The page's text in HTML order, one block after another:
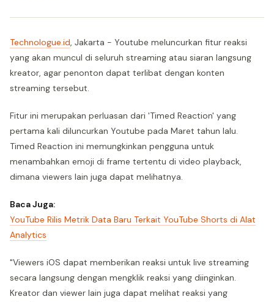
Technologue.id, Jakarta - Youtube meluncurkan fitur reaksi
yang akan muncul di seluruh streaming atau siaran langsung
kreator, agar penonton dapat terlibat dengan konten
streaming tersebut.
Fitur ini merupakan perluasan dari 'Timed Reaction' yang
pertama kali diluncurkan Youtube pada Maret tahun lalu.
Timed Reaction ini memungkinkan pengguna untuk
menambahkan emoji di frame tertentu di video playback,
dimana viewers lain juga dapat melihatnya.
Baca Juga:
YouTube Rilis Metrik Data Baru Terkait YouTube Shorts di Alat
Analytics
"Viewers iOS dapat memberikan reaksi untuk live streaming
secara langsung dengan mengklik reaksi yang diinginkan.
Kreator dan viewer lain juga dapat melihat reaksi yang